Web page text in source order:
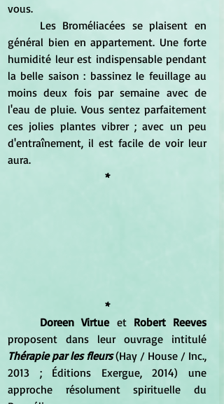
vous.
général bien en appartement. Une forte
humidité leur est indispensable pendant
la belle saison : bassinez le feuillage au
moins deux fois par semaine avec de
l'eau de pluie. Vous sentez parfaitement
ces jolies plantes vibrer ; avec un peu
d'entraînement, il est facile de voir leur
aura.
*
*
Doreen Virtue et
proposent dans leur ouvrage intitulé
Thérapie par les fleurs (Hay / House / Inc.,
2013 ; Éditions Exergue, 2014) une
approche résolument spirituelle du